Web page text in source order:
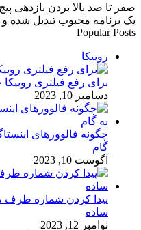
صفر تا صد بالا بردن بازدهی
یک برنامه محبوب تبدیل شده
Popular Posts
روبیکا
برای رفع فیلتری روبیکا
دسامبر 10, 2023
چگونه فالوورهای
گام
آگوست 10, 2023
پیدا کردن شماره طرف
ساده
نوامبر 12, 2023